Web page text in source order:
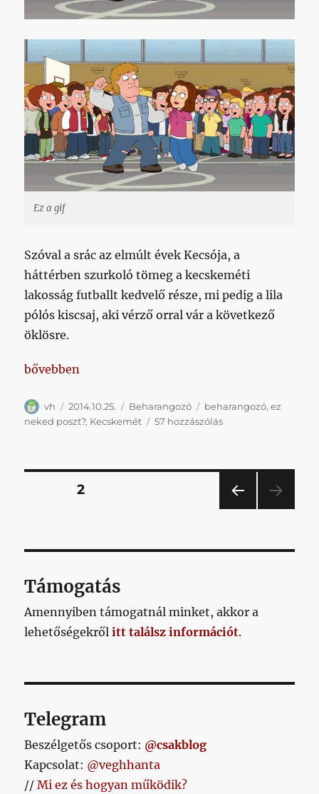
Ez a gif
Szóval a srác az elmúlt évek Kecsója, a
háttérben szurkoló tömeg a kecskeméti
lakosság futballt kedvelő része, mi pedig a lila
pólós kiscsaj, aki vérző orral vár a következő
öklösre.
„Teszek ide egy animgifet meg egy Waszlavik
bővebben
Szerző
vh Közzétéve
2014.10.25. Kategória
Beharangozó Címke
beharangozó,ez
neked poszt?, Kecskemét 57 hozzászólásTeszek
egy
Waszlavik
azt
ez
egy
Bejegyzések
AL
OLDAL2
Támogatás
Amennyiben támogatnál minket, akkor a
lehetőségekrőlitt találsz információt.
Telegram
Beszélgetős csoport: @csakblog
Kapcsolat: @veghhanta
//Mi ez és hogyan működik?